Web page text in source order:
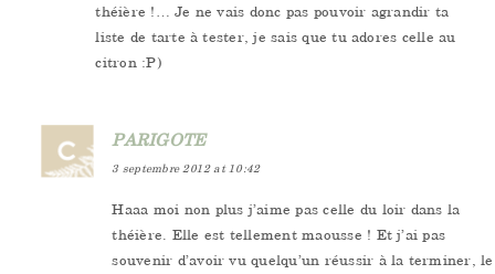
théière !… Je ne vais donc pas pouvoir agrandir ta
liste de tarte à tester, je sais que tu adores celle au
citron :P)
PARIGOTE
3 septembre 2012 at 10:42
Haaa moi non plus j’aime pas celle du loir dans la
théière. Elle est tellement maousse ! Et j’ai pas
souvenir d’avoir vu quelqu’un réussir à la terminer, le